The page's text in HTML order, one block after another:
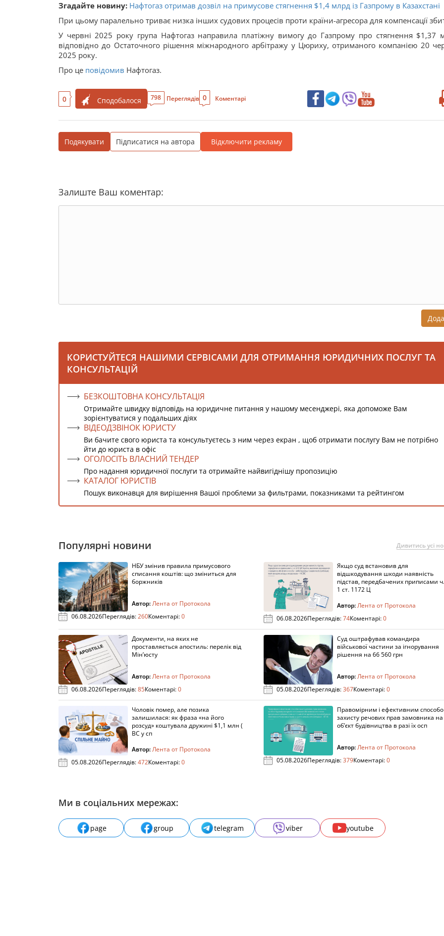
Згадайте новину: Нафтогаз отримав дозвіл на примусове стягнення $1,4 млрд із Газпрому в Казахстані
При цьому паралельно триває низка інших судових процесів проти країни-агресора для компенсації
У червні 2025 року група Нафтогаз направила платіжну вимогу до Газпрому про стягнення $1,37
відповідно до Остаточного рішення міжнародного арбітражу у Цюриху, отриманого компанією 20
2025 року.
Про це повідомив Нафтогаз.
0 Сподобалося 798 Переглядів 0 Коментарі
Подякувати Підписатися на автора Відключити рекламу
Залиште Ваш коментар:
КОРИСТУЙТЕСЯ НАШИМИ СЕРВІСАМИ ДЛЯ ОТРИМАННЯ ЮРИДИЧНИХ ПОСЛУГ ТА
КОНСУЛЬТАЦІЙ
БЕЗКОШТОВНА КОНСУЛЬТАЦІЯ
Отримайте швидку відповідь на юридичне питання у нашому месенджері, яка допоможе Вам
зорієнтуватися у подальших діях
ВІДЕОДЗВІНОК ЮРИСТУ
Ви бачите свого юриста та консультуєтесь з ним через екран , щоб отримати послугу Вам не потрібно
йти до юриста в офіс
ОГОЛОСІТЬ ВЛАСНИЙ ТЕНДЕР
Про надання юридичної послуги та отримайте найвигіднішу пропозицію
КАТАЛОГ ЮРИСТІВ
Пошук виконавця для вирішення Вашої проблеми за фильтрами, показниками та рейтингом
Популярні новини Дивитись усі
НБУ змінив правила примусового
списання коштів: що зміниться для
боржників
Автор:Лента от Протокола
06.08.2026Переглядів:260Коментарі:0
Якщо суд встановив для
відшкодування шкоди наявність
підстав, передбачених приписами ч.
1 ст. 1172 Ц
Автор:Лента от Протокола
06.08.2026Переглядів:74Коментарі:0
Документи, на яких не
проставляється апостиль: перелік від
Мін’юсту
Автор:Лента от Протокола
06.08.2026Переглядів:85Коментарі:0
Суд оштрафував командира
військової частини за ігнорування
рішення на 66 560 грн
Автор:Лента от Протокола
05.08.2026Переглядів:367Коментарі:0
Чоловік помер, але позика
залишилася: як фраза «на його
розсуд» коштувала дружині $1,1 млн (
ВС у сп
Автор:Лента от Протокола
05.08.2026Переглядів:472Коментарі:0
Правомірним і ефективним
захисту речових прав замовника на
об’єкт будівництва в разі їх осп
Автор:Лента от Протокола
05.08.2026Переглядів:379Коментарі:0
Ми в соціальних мережах:
page group telegram viber youtube